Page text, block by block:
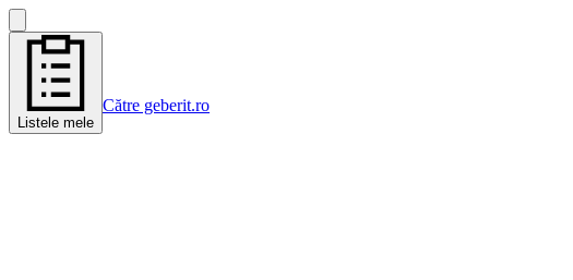
Listele mele
Către geberit.ro